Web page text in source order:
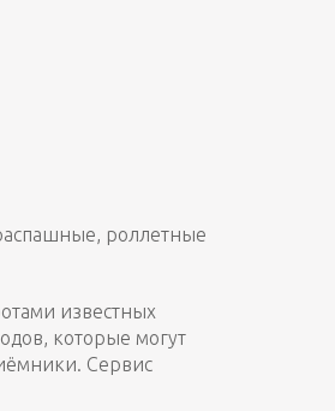
роллетные
известных
которые могут
Сервис